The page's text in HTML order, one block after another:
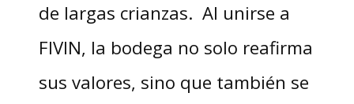
de largas crianzas. Al unirse a
FIVIN, la bodega no solo reafirma
sus valores, sino que también se